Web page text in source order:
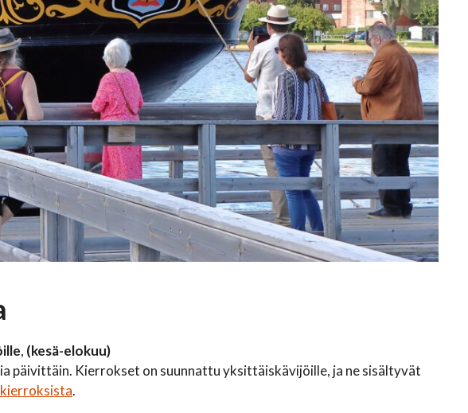
, (kesä-elokuu)
päivittäin. Kierrokset on suunnattu yksittäiskävijöille, ja ne sisältyvät
.